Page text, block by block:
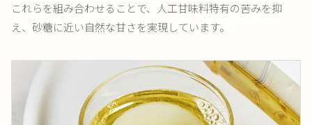
これらを組み合わせることで、人工甘味料特有の苦みを抑
え、砂糖に近い自然な甘さを実現しています。